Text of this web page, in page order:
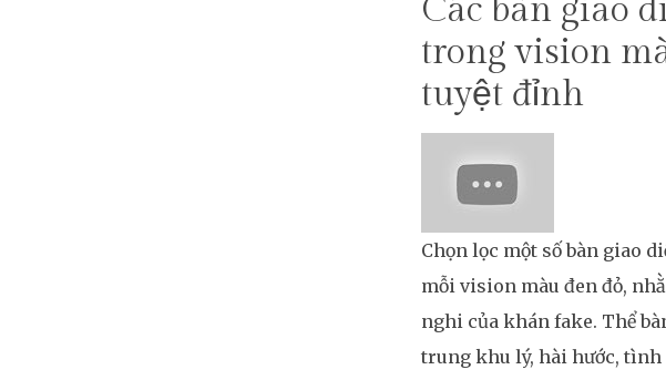
Các bàn giao
trong vision
tuyệt đỉnh
Chọn lọc một số bàn giao
mỗi vision màu đen đỏ,
nghi của khán fake. Thể
trung khu lý, hài hước,